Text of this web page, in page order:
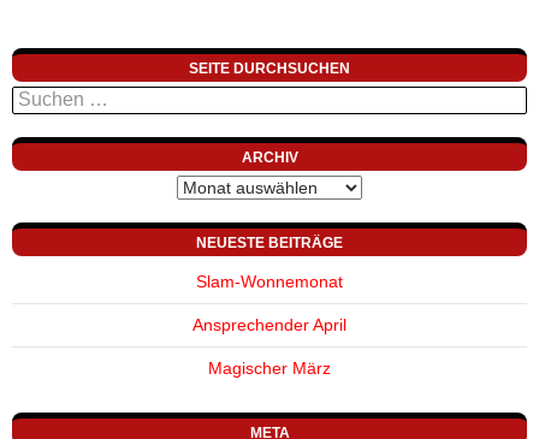
SEITE DURCHSUCHEN
Suchen
nach:
ARCHIV
Archiv
NEUESTE BEITRÄGE
Slam-Wonnemonat
Ansprechender April
Magischer März
META